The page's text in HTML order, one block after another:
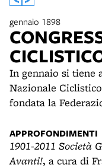
gennaio 1898
In gennaio si tiene
Nazionale
fondata la
APPROFONDIMENTI
1901-2011 Società
Avanti!, a cura di